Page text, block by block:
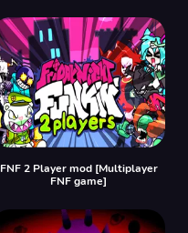
FNF 2 Player mod [Multiplayer
FNF game]